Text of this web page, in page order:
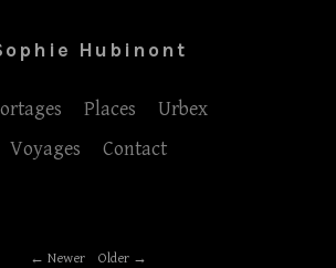
Hubinont
Places
Urbex
Voyages
Contact
Newer Older